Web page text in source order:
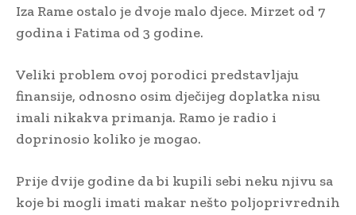
Iza Rame ostalo je dvoje malo djece. Mirzet od 7
godina i Fatima od 3 godine.
Veliki problem ovoj porodici predstavljaju
finansije, odnosno osim dječijeg doplatka nisu
imali nikakva primanja. Ramo je radio i
doprinosio koliko je mogao.
Prije dvije godine da bi kupili sebi neku njivu sa
koje bi mogli imati makar nešto poljoprivrednih